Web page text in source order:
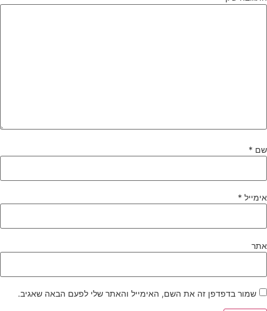
*
*
שמור בדפדפן זה את השם, האימייל והאתר שלי לפעם הבאה שאגיב.